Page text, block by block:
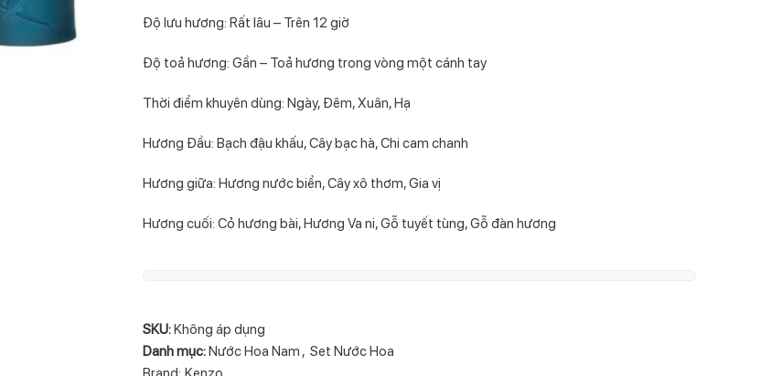
Độ lưu hương: Rất lâu – Trên 12 giờ
Độ toả hương: Gần – Toả hương trong vòng một cánh tay
Thời điểm khuyên dùng: Ngày, Đêm, Xuân, Hạ
Hương Đầu: Bạch đậu khấu, Cây bạc hà, Chi cam chanh
Hương giữa: Hương nước biển, Cây xô thơm, Gia vị
Hương cuối: Cỏ hương bài, Hương Va ni, Gỗ tuyết tùng, Gỗ đàn hương
SKU:Không áp dụng
Danh mục:Nước Hoa Nam , Set Nước Hoa
Brand: Kenzo